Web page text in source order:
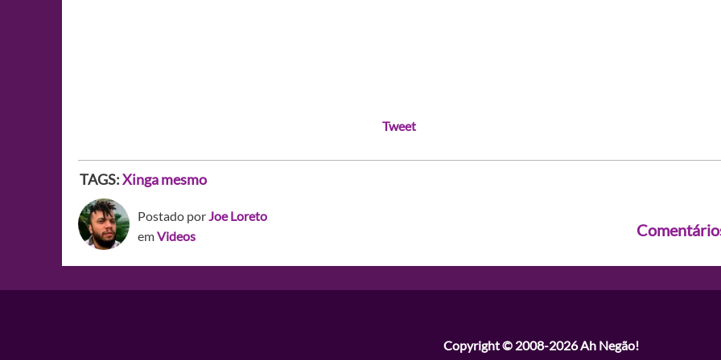
Tweet
TAGS:Xinga mesmo
Postado porJoe Loreto
emVideos
Copyright © 2008-2026Ah Negão!